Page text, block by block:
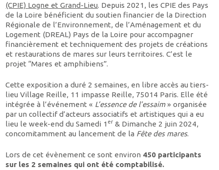
(CPIE) Logne et Grand-Lieu. Depuis 2021, les CPIE des Pays
de la Loire bénéficient du soutien financier de la Direction
Régionale de l’Environnement, de l’Aménagement et du
Logement (DREAL) Pays de la Loire pour accompagner
financièrement et techniquement des projets de créations
et restaurations de mares sur leurs territoires. C’est le
projet “Mares et amphibiens”.
Cette exposition a duré 2 semaines, en libre accès au tiers-
lieu Village Reille, 11 impasse Reille, 75014 Paris. Elle été
intégrée à l’événement « L’essence de l’essaim» organisée
par un collectif d’acteurs associatifs et artistiques qui a eu
lieu le week-end du Samedi 1 er& Dimanche 2 juin 2024,
concomitamment au lancement de la Fête des mares.
Lors de cet évènement ce sont environ 450 participants
sur les 2 semaines qui ont été comptabilisé.